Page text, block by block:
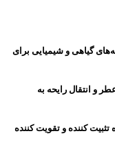
گیاهی و شیمیایی برای
و انتقال رایحه به
تثبیت کننده و تقویت کننده